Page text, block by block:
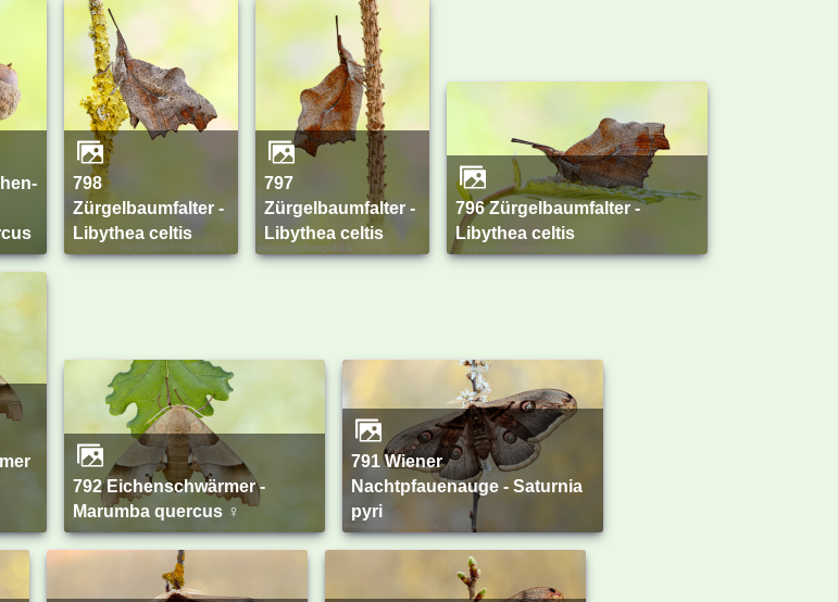
798
Zürgelbaumfalter -
Libythea celtis
797
Zürgelbaumfalter -
Libythea celtis
796 Zürgelbaumfalter -
Libythea celtis
792 Eichenschwärmer -
Marumba quercus ♀
791 Wiener
Nachtpfauenauge - Saturnia
pyri